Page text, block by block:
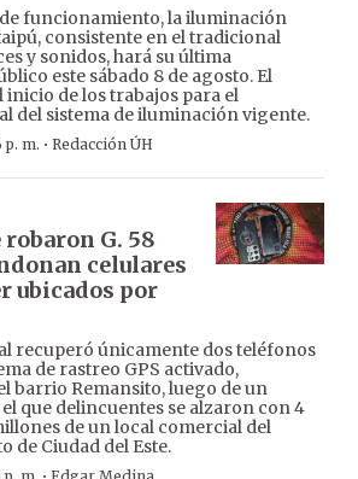
funcionamiento, la iluminación
consistente en el tradicional
y sonidos, hará su última
este sábado 8 de agosto. El
inicio de los trabajos para el
del sistema de iluminación vigente.
p. m. · Redacción ÚH
G. 58
celulares
ubicados por
recuperó únicamente dos teléfonos
de rastreo GPS activado,
barrio Remansito, luego de un
que delincuentes se alzaron con 4
de un local comercial del
de Ciudad del Este.